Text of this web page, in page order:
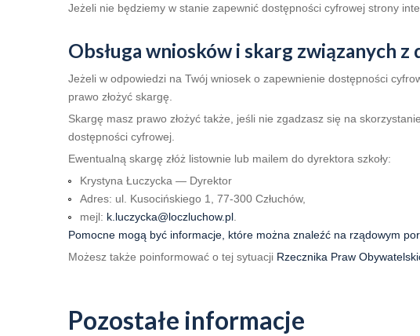
Jeżeli nie będziemy w stanie zapewnić dostępności cyfrowej strony
Obsługa wniosków i skarg związanych z
Jeżeli w odpowiedzi na Twój wniosek o zapewnienie dostępności
prawo złożyć skargę.
Skargę masz prawo złożyć także, jeśli nie zgadzasz się na
dostępności cyfrowej.
Ewentualną skargę złóż listownie lub mailem do dyrektora szkoły:
Krystyna Łuczycka — Dyrektor
Adres: ul. Kusocińskiego 1, 77-300 Człuchów,
mejl: k.luczycka@loczluchow.pl
Pomocne mogą być informacje, które można znaleźć na rządowym
Możesz także poinformować o tej sytuacji Rzecznika Praw
Pozostałe informacje